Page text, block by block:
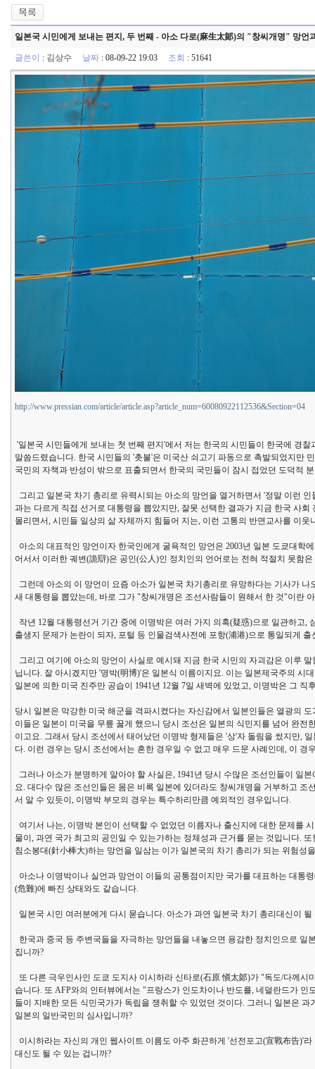
일본국 시민에게 보내는 편지, 두 번째 - 아소 다로(麻生太郞)의 "창씨개명" 망언
글쓴이 : 김상수 날짜 : 08-09-22 19:03 조회 : 51641
http://www.pressian.com/article/article.asp?article_num=60080922112536&Section=04
'일본국 시민들에게 보내는 첫 번째 편지'에서 저는 한국의 시민들이 한국에 경
말씀드렸습니다. 한국 시민들의 '촛불'은 미국산 쇠고기 파동으로 촉발되었지만
국민의 자책과 반성이 밖으로 표출되면서 한국의 국민들이 잠시 접었던 도덕적
그리고 일본국 차기 총리로 유력시되는 아소의 망언을 열거하면서 '정말 이런
과는 다르게 직접 선거로 대통령을 뽑았지만, 잘못 선택한 결과가 지금 한국 사
몰리면서, 시민들 일상의 삶 자체까지 힘들어 지는, 이런 고통의 반면교사를 이
아소의 대표적인 망언이자 한국인에게 굴욕적인 망언은 2003년 일본 도쿄대
어서서 이러한 궤변(詭辯)은 공인(公人)인 정치인의 언어로는 전혀 적절치 못함
그런데 아소의 이 망언이 요즘 아소가 일본국 차기총리로 유망하다는 기사가
새 대통령을 뽑았는데, 바로 그가 "창씨개명은 조선사람들이 원해서 한 것"이란
작년 12월 대통령선거 기간 중에 이명박은 여러 가지 의혹(疑惑)으로 일관하고
출생지 문제가 논란이 되자, 포털 등 인물검색사전에 포항(浦港)으로 통일되게
그리고 여기에 아소의 망언이 사실로 예시돼 지금 한국 시민의 자괴감은 이루
닙니다. 잘 아시겠지만 '명박(明博)'은 일본식 이름이지요. 이는 일본제국주의
일본에 의한 미국 진주만 공습이 1941년 12월 7일 새벽에 있었고, 이명박은 그 직
당시 일본은 막강한 미국 해군을 격파시켰다는 자신감에서 일본인들은 열광의
이들은 일본이 미국을 무릎 꿇게 했으니 당시 조선은 일본의 식민지를 넘어 완
이고요. 그래서 당시 조선에서 태어났던 이명박 형제들은 '상'자 돌림을 썼지만,
다. 이런 경우는 당시 조선에서는 흔한 경우일 수 없고 매우 드문 사례인데, 이
그러나 아소가 분명하게 알아야 할 사실은, 1941년 당시 수많은 조선인들이 일
요. 대다수 많은 조선인들은 몸은 비록 일본에 있더라도 창씨개명을 거부하고
서 알 수 있듯이, 이명박 부모의 경우는 특수하리만큼 예외적인 경우입니다.
여기서 나는, 이명박 본인이 선택할 수 없었던 이름자나 출신지에 대한 문제를
물이, 과연 국가 최고의 공인일 수 있는가하는 정체성과 근거를 묻는 것입니다.
침소봉대(針小棒大)하는 망언을 일삼는 이가 일본국의 차기 총리가 되는 위험성
아소나 이명박이나 실언과 망언이 이들의 공통점이지만 국가를 대표하는 대통
(危難)에 빠진 상태와도 같습니다.
일본국 시민 여러분에게 다시 묻습니다. 아소가 과연 일본국 차기 총리대신이 될
한국과 중국 등 주변국들을 자극하는 망언들을 내놓으면 용감한 정치인으로
집니까?
또 다른 극우인사인 도쿄 도지사 이시하라 신타로(石原 愼太郞)가 "독도/다께
습니다. 또 AFP와의 인터뷰에서는 "프랑스가 인도차이나 반도를, 네덜란드가
들이 지배한 모든 식민국가가 독립을 쟁취할 수 있었던 것이다. 그러니 일본은
일본의 일반국민의 심사입니까?
이시하라는 자신의 개인 웹사이트 이름도 아주 화끈하게 '선전포고(宣戰布告)'
대신도 될 수 있는 겁니까?